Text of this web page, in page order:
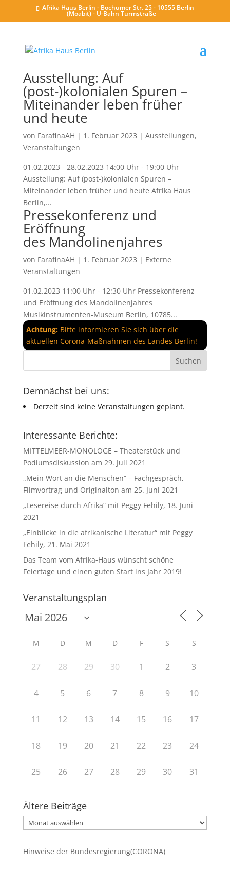
Afrika Haus Berlin - Bochumer Str. 25 - 10555 Berlin
(Moabit) - U-Bahn Turmstraße
Ausstellung: Auf
(post-)kolonialen Spuren –
Miteinander leben früher
und heute
von FarafinaAH | 1. Februar 2023 | Ausstellungen,
Veranstaltungen
01.02.2023 - 28.02.2023 14:00 Uhr - 19:00 Uhr
Ausstellung: Auf (post-)kolonialen Spuren –
Miteinander leben früher und heute Afrika Haus
Berlin,...
Pressekonferenz und
Eröffnung
des Mandolinenjahres
von FarafinaAH | 1. Februar 2023 | Externe
Veranstaltungen
01.02.2023 11:00 Uhr - 12:30 Uhr Pressekonferenz
und Eröffnung des Mandolinenjahres
Musikinstrumenten-Museum Berlin, 10785...
Achtung:Bitte informieren Sie sich über die
aktuellen Corona-Maßnahmen des Landes Berlin!
Demnächst bei uns:
Derzeit sind keine Veranstaltungen geplant.
Interessante Berichte:
MITTELMEER-MONOLOGE – Theaterstück und
Podiumsdiskussion am 29. Juli 2021
„Mein Wort an die Menschen“ – Fachgespräch,
Filmvortrag und Originalton am 25. Juni 2021
„Lesereise durch Afrika“ mit Peggy Fehily, 18. Juni
2021
„Einblicke in die afrikanische Literatur“ mit Peggy
Fehily, 21. Mai 2021
Das Team vom Afrika-Haus wünscht schöne
Feiertage und einen guten Start ins Jahr 2019!
Veranstaltungsplan
M D M D F S S
27 28 29 30 1 2 3
4 5 6 7 8 9 10
11 12 13 14 15 16 17
18 19 20 21 22 23 24
25 26 27 28 29 30 31
Ältere Beiträge
Ältere
Beiträge
Hinweise der Bundesregierung(CORONA)